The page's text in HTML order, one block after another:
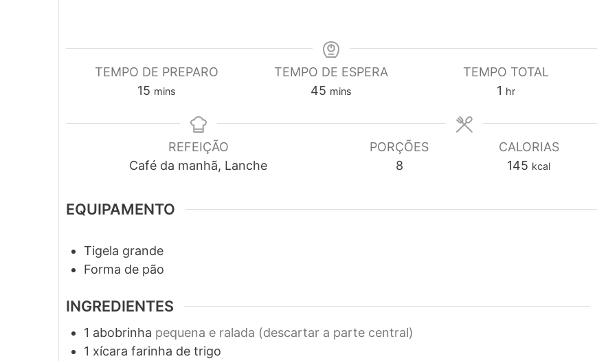
TEMPO DE PREPARO
15minutes
mins
TEMPO DE ESPERA
45 minutes
mins
TEMPO TOTAL
1 hour
hr
REFEIÇÃO
Café da manhã, Lanche
PORÇÕES
8
CALORIAS
145 kcal
EQUIPAMENTO
Tigela grande
Forma de pão
INGREDIENTES
1 abobrinha pequena e ralada (descartar a parte central)
1 xícara farinha de trigo